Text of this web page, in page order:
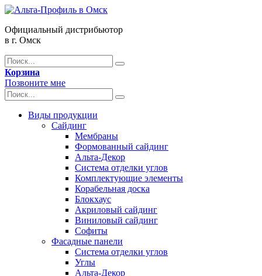
Официальный дистрибьютор
в г. Омск
Корзина
Позвоните мне
Виды продукции
Сайдинг
Мембраны
Формованный сайдинг
Альта-Декор
Система отделки углов
Комплектующие элементы
Корабельная доска
Блокхаус
Акриловый сайдинг
Виниловый сайдинг
Софиты
Фасадные панели
Система отделки углов
Углы
Альта-Декор